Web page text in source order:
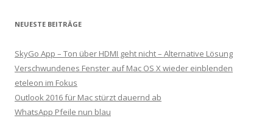
NEUESTE BEITRÄGE
SkyGo App – Ton über HDMI geht nicht – Alternative Lösung
Verschwundenes Fenster auf Mac OS X wieder einblenden
eteleon im Fokus
Outlook 2016 für Mac stürzt dauernd ab
WhatsApp Pfeile nun blau